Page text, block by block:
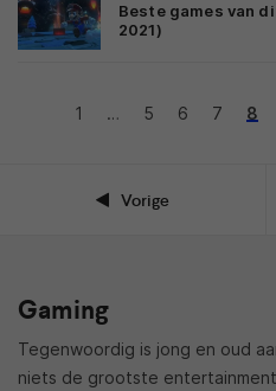
Beste games van
2021)
1 … 5 6 7 8
Vorige
Gaming
Tegenwoordig is jong en oud
niets de grootste